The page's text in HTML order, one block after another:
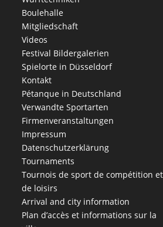
Boulehalle
Mitgliedschaft
Videos
Festival Bildergalerien
Spielorte in Düsseldorf
Kontakt
Pétanque in Deutschland
Verwandte Sportarten
Firmenveranstaltungen
Impressum
Datenschutzerklärung
Tournaments
Tournois de sport de compétition et
de loisirs
Arrival and city information
Plan d’accès et informations sur la